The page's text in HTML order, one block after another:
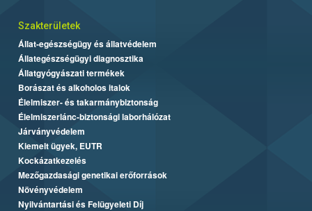
Szakterületek
Állat-egészségügy és állatvédelem
Állategészségügyi diagnosztika
Állatgyógyászati termékek
Borászat és alkoholos italok
Élelmiszer- és takarmánybiztonság
Élelmiszerlánc-biztonsági laborhálózat
Járványvédelem
Kiemelt ügyek, EUTR
Kockázatkezelés
Mezőgazdasági genetikai erőforrások
Növényvédelem
Nyilvántartási és Felügyeleti Díj